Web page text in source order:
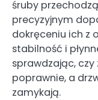
śruby
precyzyjnym
dokręceniu ich z
stabilność i
sprawdzając, czy
poprawnie, a
zamykają.